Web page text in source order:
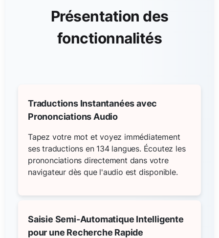
Présentation des
fonctionnalités
Traductions Instantanées avec
Prononciations Audio
Tapez votre mot et voyez immédiatement
ses traductions en 134 langues. Écoutez les
prononciations directement dans votre
navigateur dès que l'audio est disponible.
Saisie Semi-Automatique Intelligente
pour une Recherche Rapide